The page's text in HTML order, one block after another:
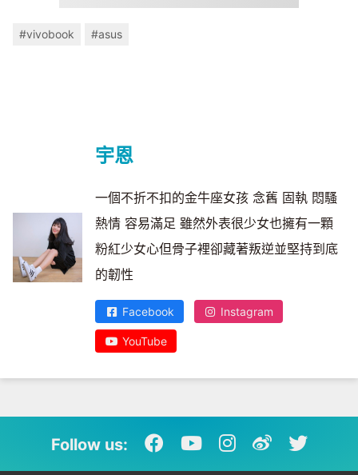
#vivobook #asus
宇恩
一個不折不扣的金牛座女孩 念舊 固執 悶騷
熱情 容易滿足 雖然外表很少女也擁有一顆
粉紅少女心但骨子裡卻藏著叛逆並堅持到底
的韌性
Facebook Instagram
YouTube
Follow us: